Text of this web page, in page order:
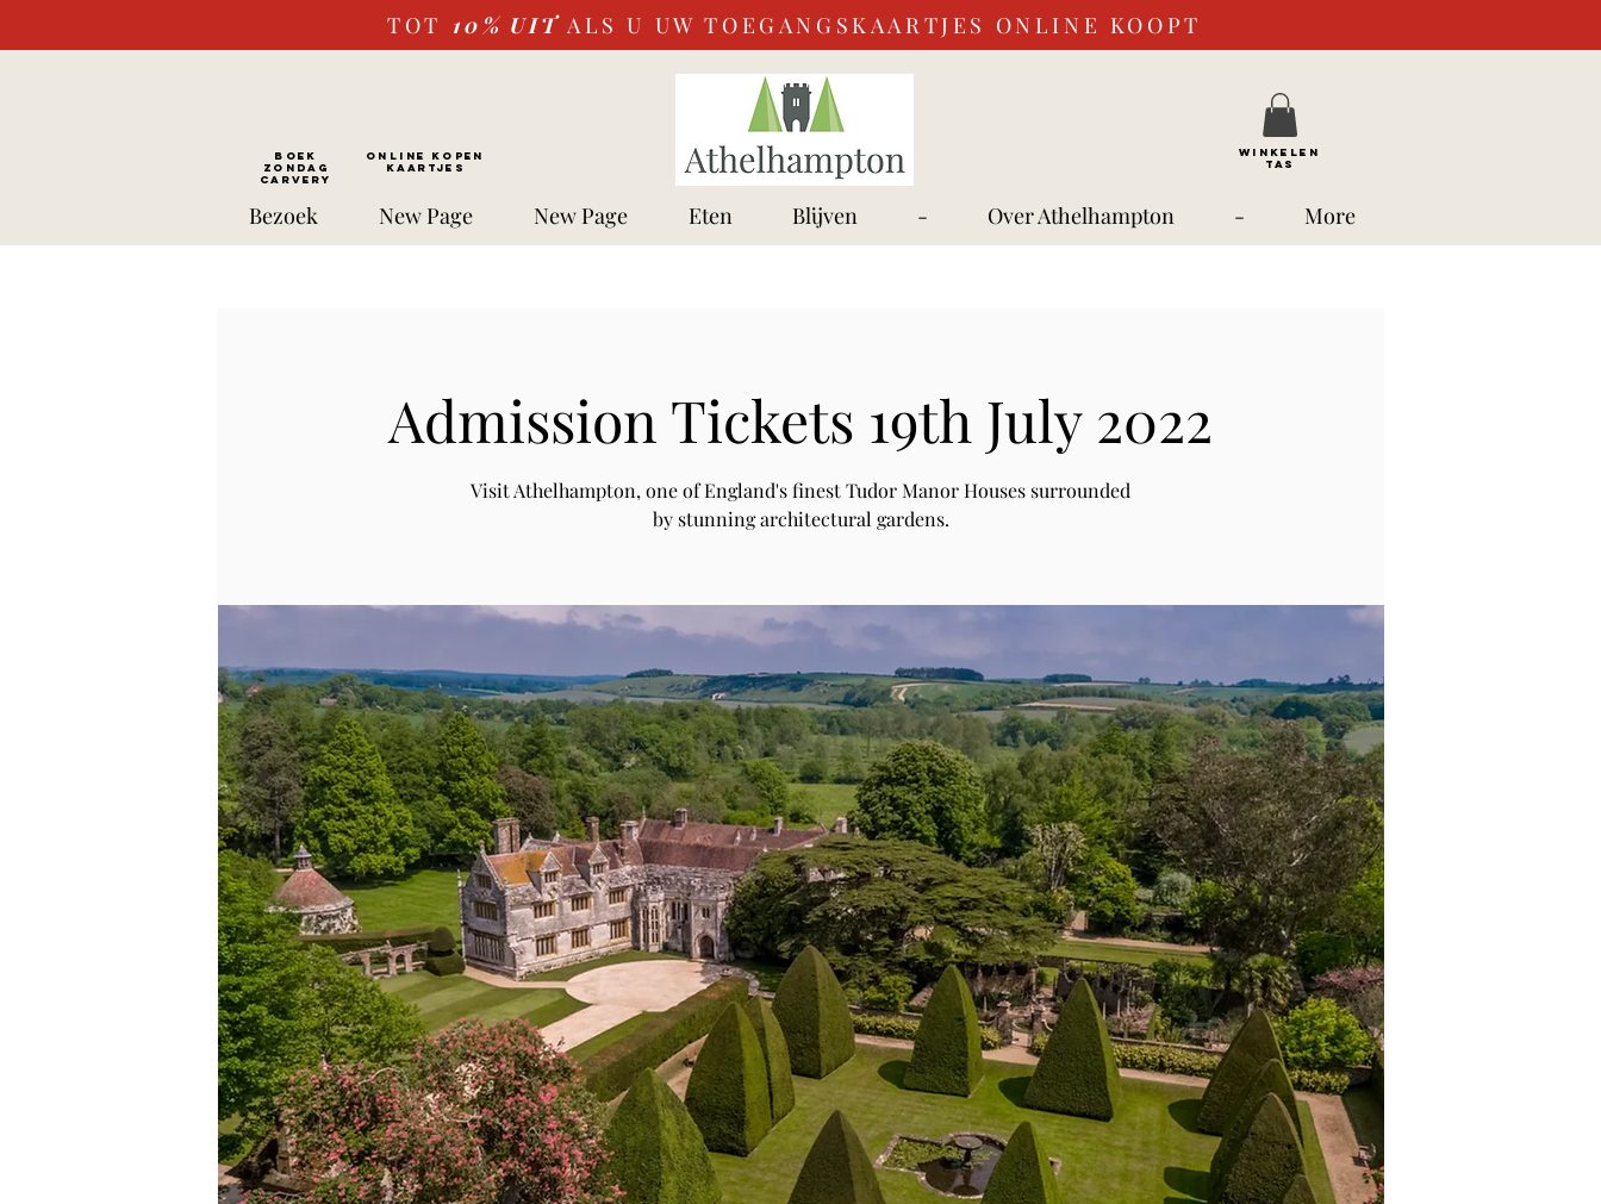
TOT 10% UIT ALS U UW TOEGANGSKAARTJES ONLINE KOOPT
BOEK
ZONDAG
CARVERY
ONLINE kopen
Kaartjes
WINKELEN
TAS
Bezoek New Page New Page Eten Blijven - Over Athelhampton - More
Admission Tickets 19th July 2022
Visit Athelhampton, one of England's finest Tudor Manor Houses surrounded
by stunning architectural gardens.